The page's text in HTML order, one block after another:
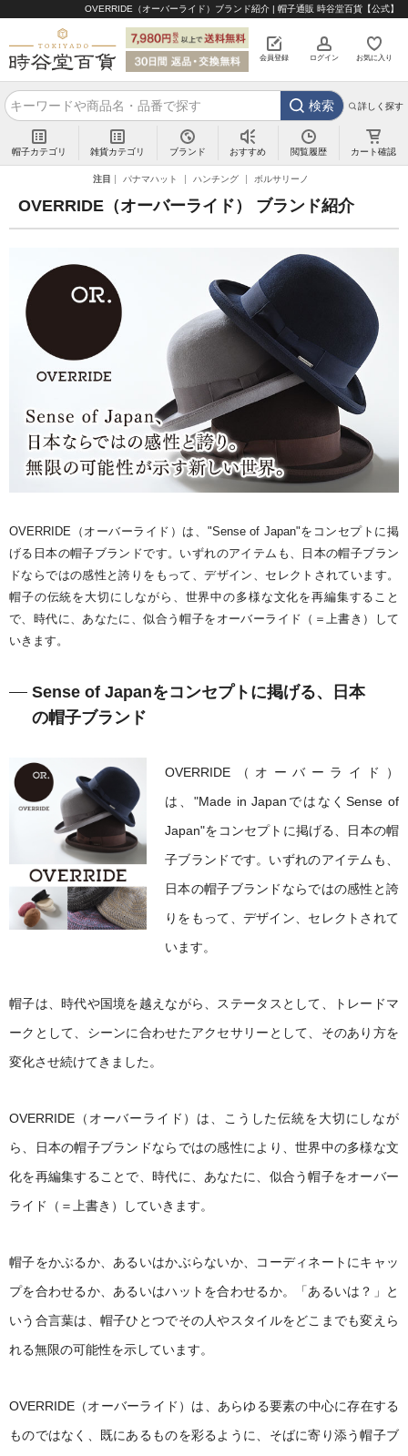
OVERRIDE（オーバーライド）ブランド紹介 | 帽子通販 時谷堂百貨【公式】
会員登録 ログイン お気に入り
検索 詳しく探す
帽子カテゴリ 雑貨カテゴリ ブランド おすすめ 閲覧履歴 カート確認
注目 パナマハット ハンチング ボルサリーノ
OVERRIDE（オーバーライド） ブランド紹介
OVERRIDE（オーバーライド）は、"Sense of Japan"をコンセプトに掲
げる日本の帽子ブランドです。いずれのアイテムも、日本の帽子ブラン
ドならではの感性と誇りをもって、デザイン、セレクトされています。
帽子の伝統を大切にしながら、世界中の多様な文化を再編集すること
で、時代に、あなたに、似合う帽子をオーバーライド（＝上書き）して
いきます。
Sense of Japanをコンセプトに掲げる、日本
の帽子ブランド
OVERRIDE（オーバーライド）
は、"Made in JapanではなくSense of
Japan"をコンセプトに掲げる、日本の帽
子ブランドです。いずれのアイテムも、
日本の帽子ブランドならではの感性と誇
りをもって、デザイン、セレクトされて
います。
帽子は、時代や国境を越えながら、ステータスとして、トレードマ
ークとして、シーンに合わせたアクセサリーとして、そのあり方を
変化させ続けてきました。
OVERRIDE（オーバーライド）は、こうした伝統を大切にしなが
ら、日本の帽子ブランドならではの感性により、世界中の多様な文
化を再編集することで、時代に、あなたに、似合う帽子をオーバー
ライド（＝上書き）していきます。
帽子をかぶるか、あるいはかぶらないか、コーディネートにキャッ
プを合わせるか、あるいはハットを合わせるか。「あるいは？」と
いう合言葉は、帽子ひとつでその人やスタイルをどこまでも変えら
れる無限の可能性を示しています。
OVERRIDE（オーバーライド）は、あらゆる要素の中心に存在する
ものではなく、既にあるものを彩るように、そばに寄り添う帽子ブ